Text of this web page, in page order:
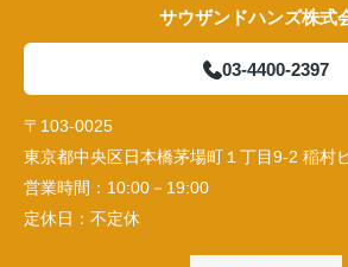
サウザンドハンズ株式
03-4400-2397
〒103-0025
東京都中央区日本橋茅場町１丁目9-2 稲村
営業時間： 10:00－19:00
定休日： 不定休